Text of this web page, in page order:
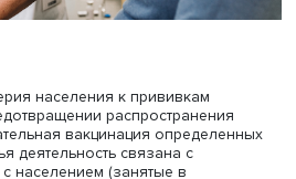
в вакцинацию
на нее) составила 54,3%
среди опрошенных, а
дать социально